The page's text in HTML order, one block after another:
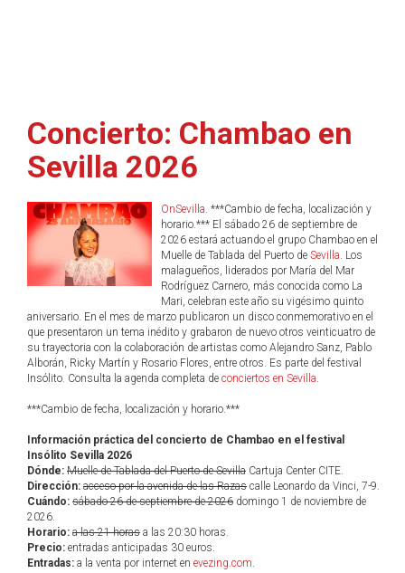
Concierto: Chambao en
Sevilla 2026
OnSevilla. ***Cambio de fecha, localización y
horario.*** El sábado 26 de septiembre de
2026 estará actuando el grupo Chambao en el
Muelle de Tablada del Puerto de Sevilla. Los
malagueños, liderados por María del Mar
Rodríguez Carnero, más conocida como La
Mari, celebran este año su vigésimo quinto
aniversario. En el mes de marzo publicaron un disco conmemorativo en el
que presentaron un tema inédito y grabaron de nuevo otros veinticuatro de
su trayectoria con la colaboración de artistas como Alejandro Sanz, Pablo
Alborán, Ricky Martín y Rosario Flores, entre otros. Es parte del festival
Insólito. Consulta la agenda completa de conciertos en Sevilla.
***Cambio de fecha, localización y horario.***
Información práctica del concierto de Chambao en el festival
Insólito Sevilla 2026
Dónde: Muelle de Tablada del Puerto de Sevilla Cartuja Center CITE.
Dirección: acceso por la avenida de las Razas calle Leonardo da Vinci, 7-9.
Cuándo: sábado 26 de septiembre de 2026 domingo 1 de noviembre de
2026.
Horario: a las 21 horas a las 20:30 horas.
Precio: entradas anticipadas 30 euros.
Entradas: a la venta por internet en evezing.com.